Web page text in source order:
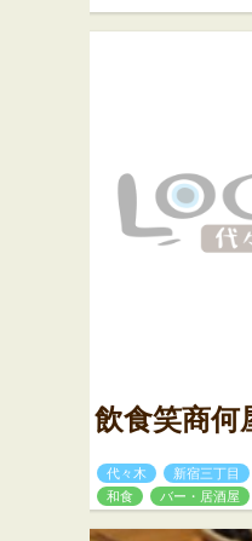
飲食笑商何
代々木
新宿三丁目
和食
バー・居酒屋